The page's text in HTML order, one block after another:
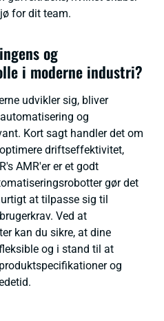
for dit team.
og
i moderne industri?
udvikler sig, bliver
og
Kort sagt handler det om
driftseffektivitet,
AMR'er er et godt
gør det
at tilpasse sig til
Ved at
kan du sikre, at dine
og i stand til at
og